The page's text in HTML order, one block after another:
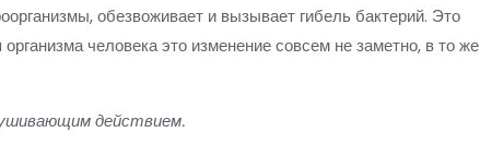
обезвоживает и вызывает гибель бактерий. Это
человека это изменение совсем не заметно, в то же
действием.